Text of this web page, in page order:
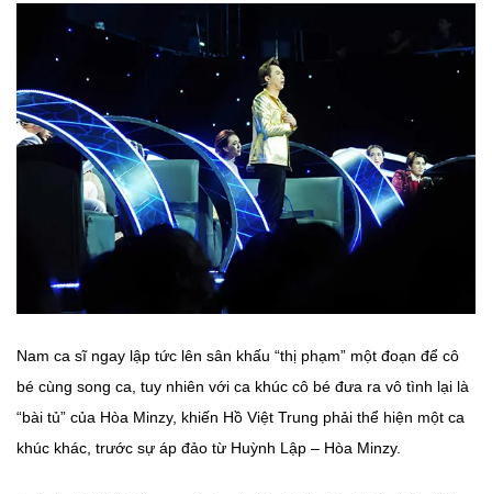
Nam ca sĩ ngay lập tức lên sân khấu “thị phạm” một đoạn để cô
bé cùng song ca, tuy nhiên với ca khúc cô bé đưa ra vô tình lại là
“bài tủ” của Hòa Minzy, khiến Hồ Việt Trung phải thể hiện một ca
khúc khác, trước sự áp đảo từ Huỳnh Lập – Hòa Minzy.